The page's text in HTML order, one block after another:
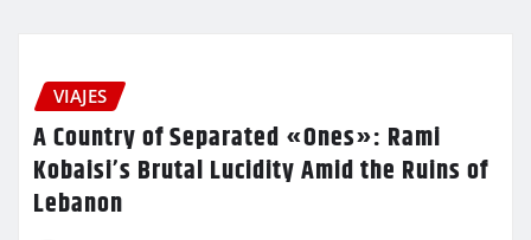
VIAJES
A Country of Separated «Ones»: Rami
Kobaisi’s Brutal Lucidity Amid the Ruins of
Lebanon